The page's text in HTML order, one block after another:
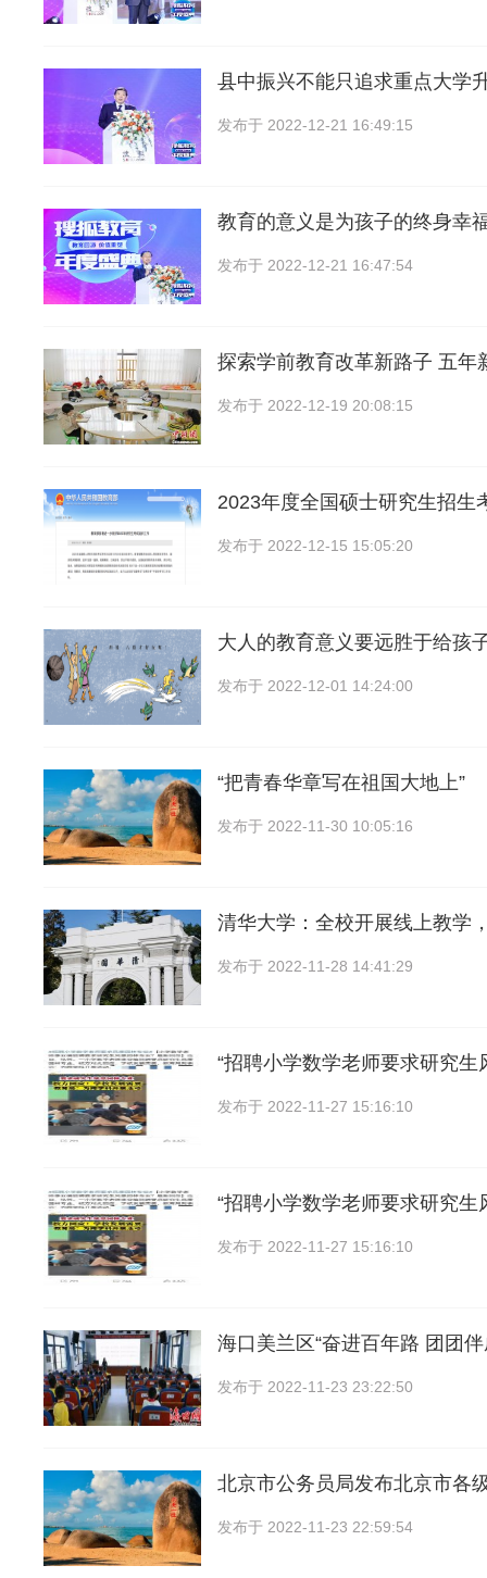
县中振兴不能只追求重点大学
发布于 2022-12-21 16:49:15
教育的意义是为孩子的终身幸
发布于 2022-12-21 16:47:54
探索学前教育改革新路子 五年
发布于 2022-12-19 20:08:15
2023年度全国硕士研究生招生
发布于 2022-12-15 15:05:20
大人的教育意义要远胜于给孩
发布于 2022-12-01 14:24:00
“把青春华章写在祖国大地上”
发布于 2022-11-30 10:05:16
清华大学：全校开展线上教学
发布于 2022-11-28 14:41:29
“招聘小学数学老师要求研究生
发布于 2022-11-27 15:16:10
“招聘小学数学老师要求研究生
发布于 2022-11-27 15:16:10
海口美兰区“奋进百年路 团团伴
发布于 2022-11-23 23:22:50
北京市公务员局发布北京市各
发布于 2022-11-23 22:59:54